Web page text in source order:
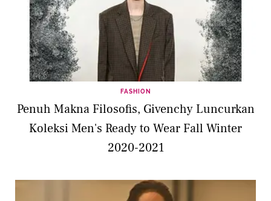
FASHION
Penuh Makna Filosofis, Givenchy Luncurkan
Koleksi Men's Ready to Wear Fall Winter
2020-2021